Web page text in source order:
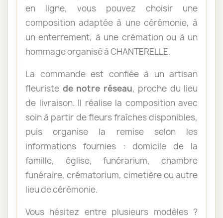
en ligne, vous pouvez choisir une
composition adaptée à une cérémonie, à
un enterrement, à une crémation ou à un
hommage organisé à CHANTERELLE.
La commande est confiée à un artisan
fleuriste de notre réseau, proche du lieu
de livraison. Il réalise la composition avec
soin à partir de fleurs fraîches disponibles,
puis organise la remise selon les
informations fournies : domicile de la
famille, église, funérarium, chambre
funéraire, crématorium, cimetière ou autre
lieu de cérémonie.
Vous hésitez entre plusieurs modèles ?